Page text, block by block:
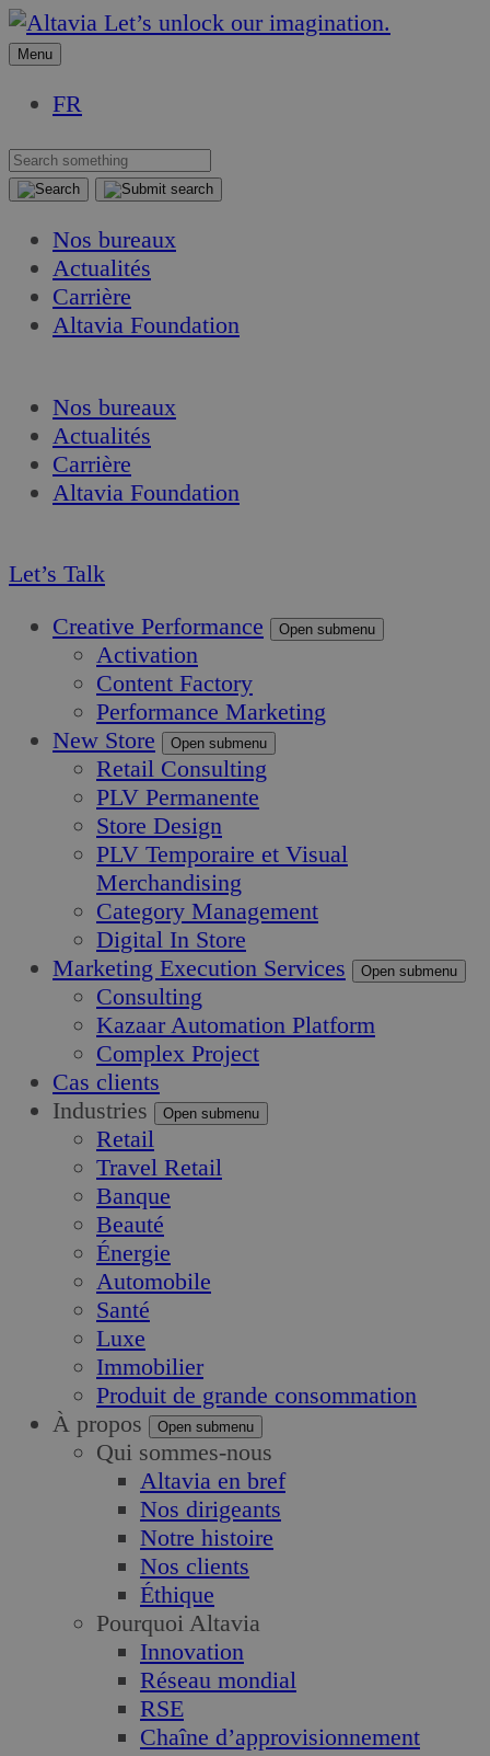
Aller
au
Aller
au
Let’s unlock our imagination.
Menu
FR
Nos bureaux
Actualités
Carrière
Altavia Foundation
Nos bureaux
Actualités
Carrière
Altavia Foundation
Let’s Talk
Creative Performance
Open submenu
Activation
Content Factory
Performance Marketing
New Store
Open submenu
Retail Consulting
PLV Permanente
Store Design
PLV Temporaire et Visual
Merchandising
Category Management
Digital In Store
Marketing Execution Services
Open submenu
Consulting
Kazaar Automation Platform
Complex Project
Cas clients
Industries
Open submenu
Retail
Travel Retail
Banque
Beauté
Énergie
Automobile
Santé
Luxe
Immobilier
Produit de grande consommation
À propos
Open submenu
Qui sommes-nous
Altavia en bref
Nos dirigeants
Notre histoire
Nos clients
Éthique
Pourquoi Altavia
Innovation
Réseau mondial
RSE
Chaîne d’approvisionnement